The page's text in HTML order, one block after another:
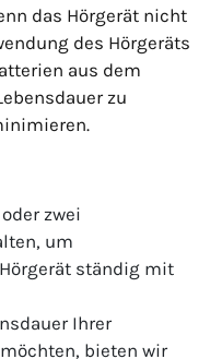
das Hörgerät nicht
des Hörgeräts
aus dem
zu
zwei
um
ständig mit
Ihrer
bieten wir